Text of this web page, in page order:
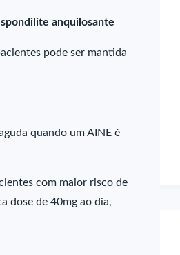
anquilosante
pode ser mantida
quando um AINE é
com maior risco de
dose de 40mg ao dia,